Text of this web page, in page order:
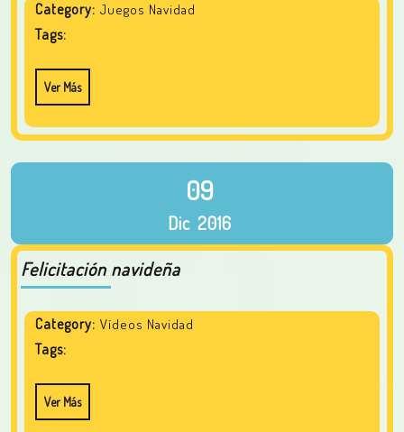
Category: Juegos Navidad
Tags:
Ver Más
09
Dic 2016
Felicitación navideña
Category: Vídeos Navidad
Tags:
Ver Más